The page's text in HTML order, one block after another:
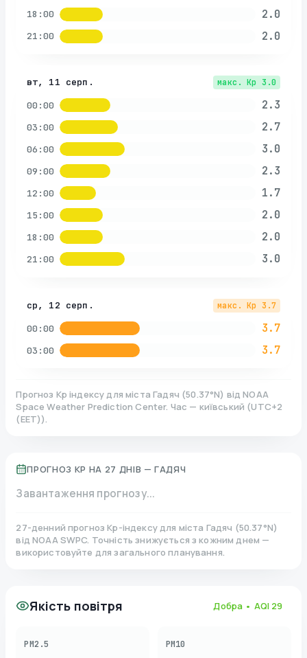
18:00 2.0
21:00 2.0
вт, 11 серп. макс. Kp 3.0
00:00 2.3
03:00 2.7
06:00 3.0
09:00 2.3
12:00 1.7
15:00 2.0
18:00 2.0
21:00 3.0
ср, 12 серп. макс. Kp 3.7
00:00 3.7
03:00 3.7
Прогноз Kp індексу для міста Гадяч (50.37°N) від NOAA
Space Weather Prediction Center. Час — київський (UTC+2
(EET)).
ПРОГНОЗ KP НА 27 ДНІВ — ГАДЯЧ
Завантаження прогнозу...
27-денний прогноз Kp-індексу для міста Гадяч (50.37°N)
від NOAA SWPC. Точність знижується з кожним днем —
використовуйте для загального планування.
Якість повітря Добра • AQI 29
PM2.5 PM10